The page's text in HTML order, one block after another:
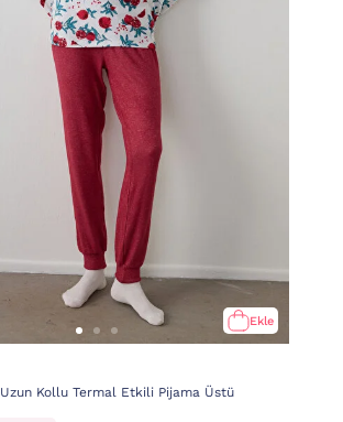
Ekle
Best Season Uzun Kollu Termal Etkili Pijama Üstü